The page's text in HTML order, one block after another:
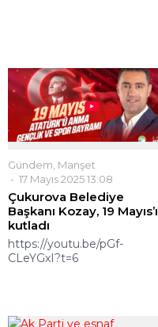
Gündem Manşet
17 Mayıs 2025 13:08
Çukurova Belediye
Başkanı Kozay, 19 Mayıs’ı
kutladı
https://youtu.be/pGf-
CLeYGxI?t=6